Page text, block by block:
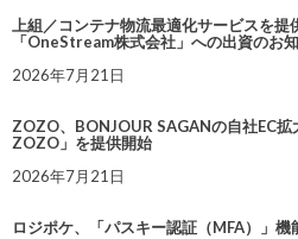
上組／コンテナ物流最適化サービスを
「OneStream株式会社」への出資のお
2026年7月21日
ZOZO、BONJOUR SAGANの自社EC
ZOZO」を提供開始
2026年7月21日
ロジポケ、「パスキー認証（MFA）」機